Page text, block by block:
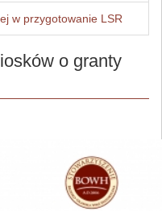
w przygotowanie LSR
o granty